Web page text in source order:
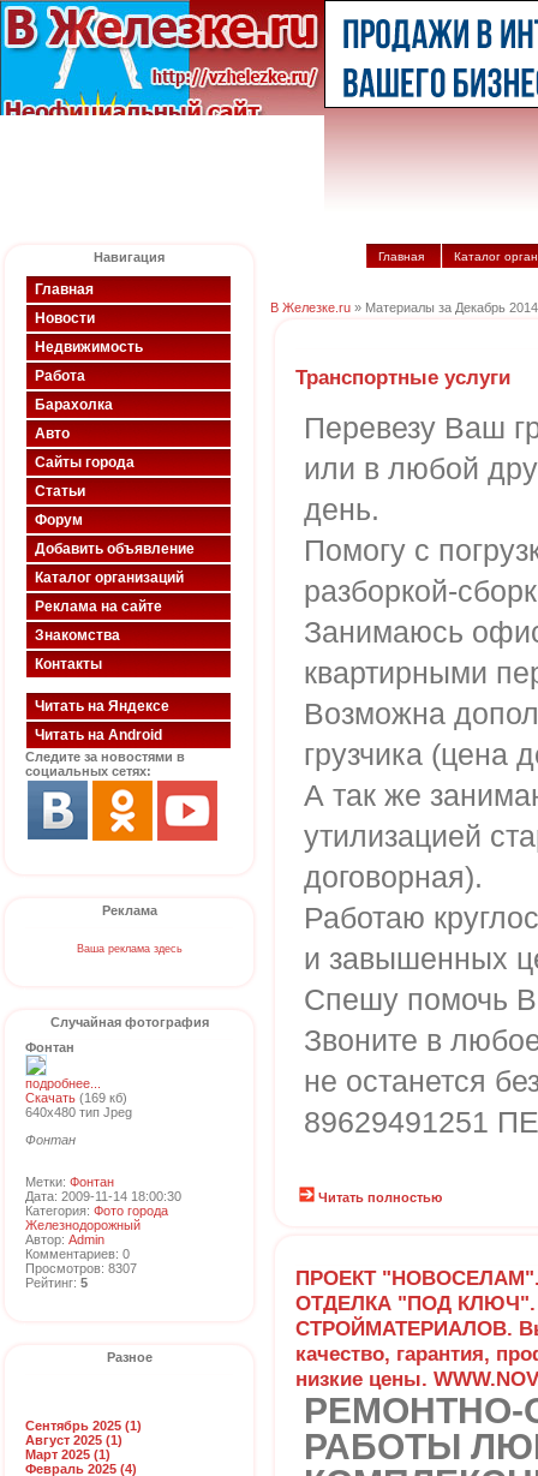
Навигация
Главная
Новости
Недвижимость
Работа
Барахолка
Авто
Сайты города
Статьи
Форум
Добавить объявление
Каталог организаций
Реклама на сайте
Знакомства
Контакты
Читать на Яндексе
Читать на Android
Следите за новостями в
социальных сетях:
Реклама
Ваша реклама здесь
Случайная фотография
Фонтан
подробнее...
Скачать (169 кб)
640x480 тип Jpeg
Фонтан
Метки: Фонтан
Дата: 2009-11-14 18:00:30
Категория: Фото города
Железнодорожный
Автор: Admin
Комментариев: 0
Просмотров: 8307
Рейтинг: 5
Разное
Сентябрь 2025 (1)
Август 2025 (1)
Март 2025 (1)
Февраль 2025 (4)
Главная Каталог
В Железке.ru » Материалы за Декабрь 2014
Транспортные услуги
Перевезу Ваш
или в любой
день.
Помогу с
разборкой-
Занимаюсь
квартирными
Возможна
грузчика (цена
А так же
утилизацией
договорная).
Работаю
и завышенных
Спешу помочь
Звоните в
не останется
89629491251
Читать полностью
ПРОЕКТ
ОТДЕЛКА "ПОД
СТРОЙМАТЕРИАЛОВ.
качество, гарантия,
низкие цены.
РАБОТЫ